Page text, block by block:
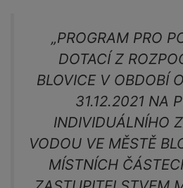
„PROGRAM PRO
DOTACÍ Z
BLOVICE V OBDOBÍ
31.12.2021 NA
INDIVIDUÁLNÍHO
VODOU VE MĚSTĚ
MÍSTNÍCH